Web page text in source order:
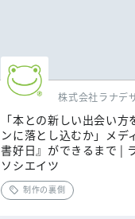
「本との新しい出会い方
ンに落とし込むか」メデ
書好日』ができるまで |
ソシエイツ
制作の裏側